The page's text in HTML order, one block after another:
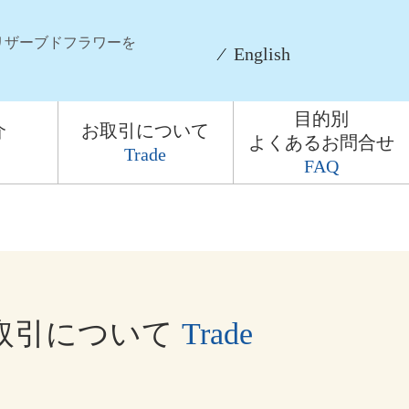
ーブドフラワーを
⁄ English
お取引について
Trade
目的別
よくあるお問合せ
FAQ
引について Trade